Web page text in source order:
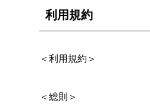
利用規約
＜利用規約＞
＜総則＞